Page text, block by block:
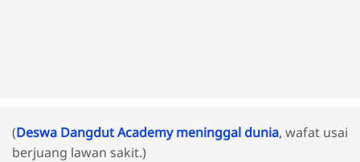
(Deswa Dangdut Academy meninggal dunia, wafat usai
berjuang lawan sakit.)